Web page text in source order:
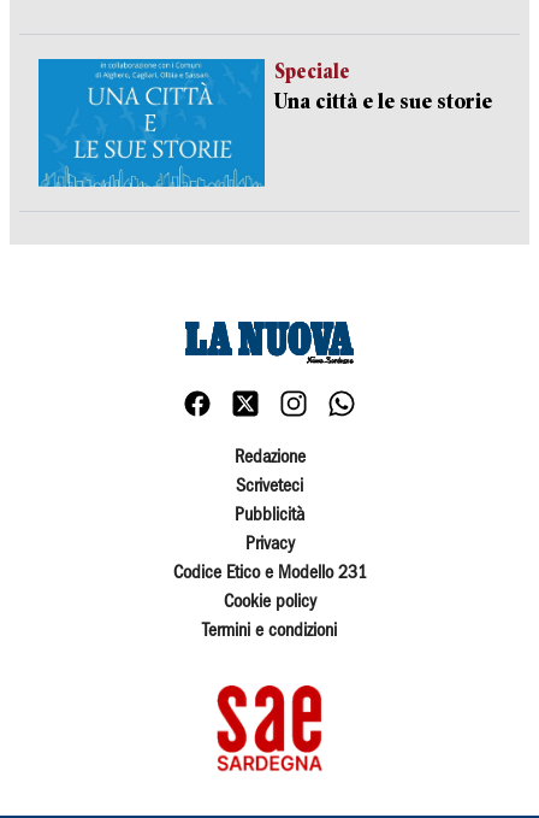
Speciale
Una città e le sue storie
Redazione
Scriveteci
Pubblicità
Privacy
Codice Etico e Modello 231
Cookie policy
Termini e condizioni